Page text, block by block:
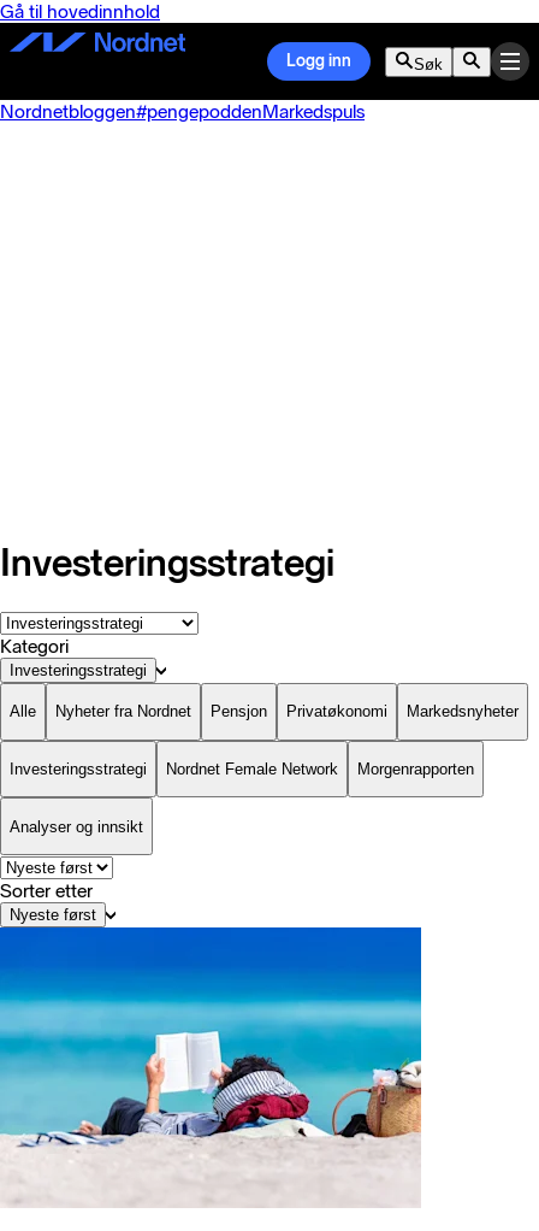
Gå til hovedinnhold
Logg inn Søk
Nordnetbloggen#pengepoddenMarkedspuls
Investeringsstrategi
Kategori
Investeringsstrategi
Alle Nyheter fra Nordnet Pensjon Privatøkonomi Markedsnyheter
Investeringsstrategi Nordnet Female Network Morgenrapporten
Analyser og innsikt
Sorter etter
Nyeste først